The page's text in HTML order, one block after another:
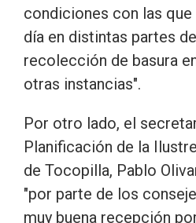
condiciones con las que
día en distintas partes
recolección de basura
otras instancias".
Por otro lado, el
Planificación de la
de Tocopilla, Pablo
"por parte de los
muy buena recepción